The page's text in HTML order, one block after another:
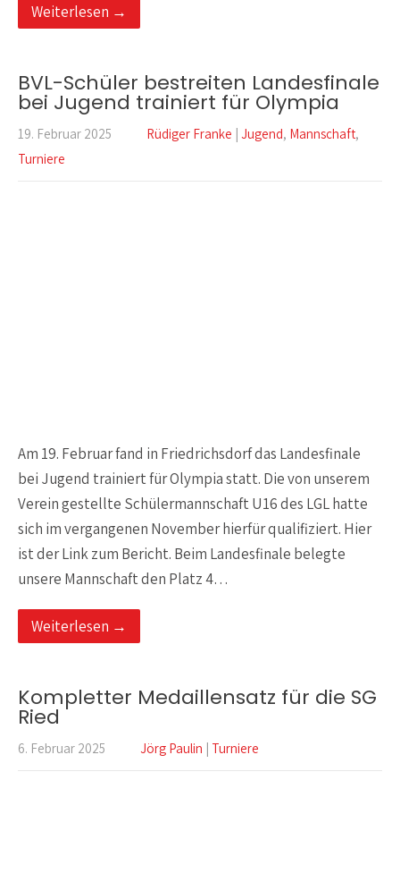
Weiterlesen →
BVL-Schüler bestreiten Landesfinale
bei Jugend trainiert für Olympia
19. Februar 2025 Rüdiger Franke | Jugend, Mannschaft,
Turniere
Am 19. Februar fand in Friedrichsdorf das Landesfinale
bei Jugend trainiert für Olympia statt. Die von unserem
Verein gestellte Schülermannschaft U16 des LGL hatte
sich im vergangenen November hierfür qualifiziert. Hier
ist der Link zum Bericht. Beim Landesfinale belegte
unsere Mannschaft den Platz 4…
Weiterlesen →
Kompletter Medaillensatz für die SG
Ried
6. Februar 2025 Jörg Paulin | Turniere